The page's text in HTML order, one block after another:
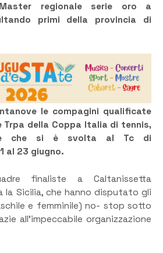
regionale serie oro a
primi della provincia di
le compagini qualificate
Trpa della Coppa Italia di tennis,
che si è svolta al Tc di
al 23 giugno.
finaliste a Caltanissetta
Sicilia, che hanno disputato gli
e femminile) no- stop sotto
all’impeccabile organizzazione